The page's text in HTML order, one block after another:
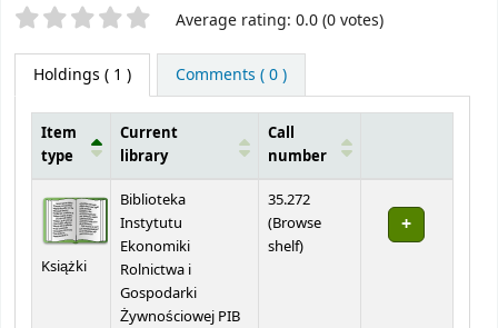
Star ratings Average rating: 0.0 (0 votes)
Holdings ( 1 ) Comments ( 0 )
Item
type
Current
library
Call
number
Książki
Biblioteka
Instytutu
Ekonomiki
Rolnictwa i
Gospodarki
Żywnościowej PIB
35.272
(Browse
shelf(Opens below)
)